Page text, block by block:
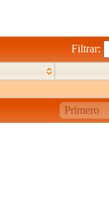
Filtrar:
Primero